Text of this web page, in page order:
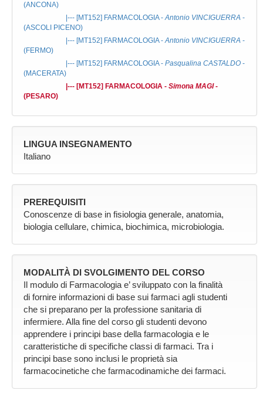
(ANCONA)
|--- [MT152] FARMACOLOGIA-Antonio VINCIGUERRA -
(ASCOLI PICENO)
|--- [MT152] FARMACOLOGIA-Antonio VINCIGUERRA -
(FERMO)
|--- [MT152] FARMACOLOGIA- Pasqualina CASTALDO -
(MACERATA)
|--- [MT152] FARMACOLOGIA - Simona MAGI-
(PESARO)
LINGUA INSEGNAMENTO
Italiano
PREREQUISITI
Conoscenze di base in fisiologia generale, anatomia,
biologia cellulare, chimica, biochimica, microbiologia.
MODALITÀ DI SVOLGIMENTO DEL CORSO
Il modulo di Farmacologia e’ sviluppato con la finalità
di fornire informazioni di base sui farmaci agli studenti
che si preparano per la professione sanitaria di
infermiere. Alla fine del corso gli studenti devono
apprendere i principi base della farmacologia e le
caratteristiche di specifiche classi di farmaci. Tra i
principi base sono inclusi le proprietà sia
farmacocinetiche che farmacodinamiche dei farmaci.